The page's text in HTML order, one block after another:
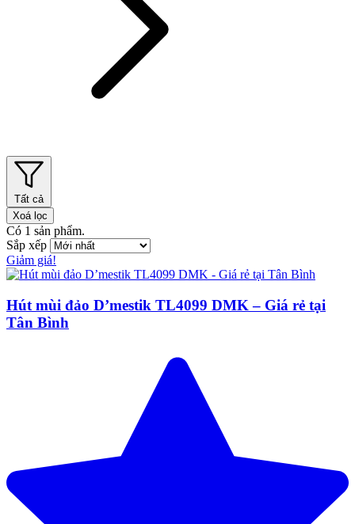
Tất cả
Xoá lọc
Có 1 sản phẩm.
Sắp xếp
Giảm giá!
Hút mùi đảo D’mestik TL4099 DMK – Giá rẻ tại
Tân Bình